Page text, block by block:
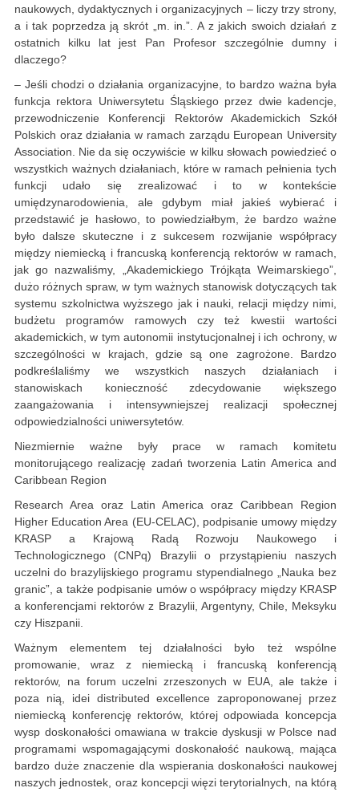
naukowych, dydaktycznych i organizacyjnych – liczy trzy strony,
a i tak poprzedza ją skrót „m. in.”. A z jakich swoich działań z
ostatnich kilku lat jest Pan Profesor szczególnie dumny i
dlaczego?
– Jeśli chodzi o działania organizacyjne, to bardzo ważna była
funkcja rektora Uniwersytetu Śląskiego przez dwie kadencje,
przewodniczenie Konferencji Rektorów Akademickich Szkół
Polskich oraz działania w ramach zarządu European University
Association. Nie da się oczywiście w kilku słowach powiedzieć o
wszystkich ważnych działaniach, które w ramach pełnienia tych
funkcji udało się zrealizować i to w kontekście
umiędzynarodowienia, ale gdybym miał jakieś wybierać i
przedstawić je hasłowo, to powiedziałbym, że bardzo ważne
było dalsze skuteczne i z sukcesem rozwijanie współpracy
między niemiecką i francuską konferencją rektorów w ramach,
jak go nazwaliśmy, „Akademickiego Trójkąta Weimarskiego”,
dużo różnych spraw, w tym ważnych stanowisk dotyczących tak
systemu szkolnictwa wyższego jak i nauki, relacji między nimi,
budżetu programów ramowych czy też kwestii wartości
akademickich, w tym autonomii instytucjonalnej i ich ochrony, w
szczególności w krajach, gdzie są one zagrożone. Bardzo
podkreślaliśmy we wszystkich naszych działaniach i
stanowiskach konieczność zdecydowanie większego
zaangażowania i intensywniejszej realizacji społecznej
odpowiedzialności uniwersytetów.
Niezmiernie ważne były prace w ramach komitetu
monitorującego realizację zadań tworzenia Latin America and
Caribbean Region
Research Area oraz Latin America oraz Caribbean Region
Higher Education Area (EU-CELAC), podpisanie umowy między
KRASP a Krajową Radą Rozwoju Naukowego i
Technologicznego (CNPq) Brazylii o przystąpieniu naszych
uczelni do brazylijskiego programu stypendialnego „Nauka bez
granic”, a także podpisanie umów o współpracy między KRASP
a konferencjami rektorów z Brazylii, Argentyny, Chile, Meksyku
czy Hiszpanii.
Ważnym elementem tej działalności było też wspólne
promowanie, wraz z niemiecką i francuską konferencją
rektorów, na forum uczelni zrzeszonych w EUA, ale także i
poza nią, idei distributed excellence zaproponowanej przez
niemiecką konferencję rektorów, której odpowiada koncepcja
wysp doskonałości omawiana w trakcie dyskusji w Polsce nad
programami wspomagającymi doskonałość naukową, mająca
bardzo duże znaczenie dla wspierania doskonałości naukowej
naszych jednostek, oraz koncepcji więzi terytorialnych, na którą